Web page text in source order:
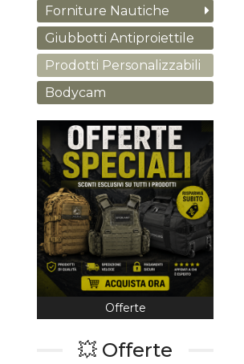
Forniture Nautiche
Giubbotti Antiproiettile
Prodotti Personalizzabili
Bodycam
Offerte
💥 Offerte